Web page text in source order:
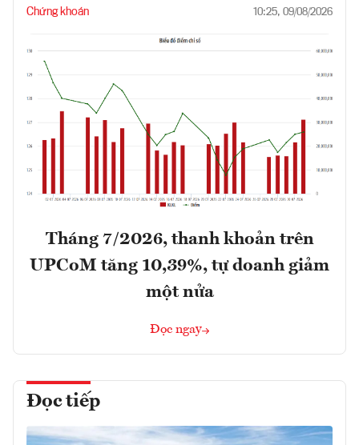
Chứng khoán 10:25, 09/08/2026
Tháng 7/2026, thanh khoản trên
UPCoM tăng 10,39%, tự doanh giảm
một nửa
Đọc ngay
Đọc tiếp